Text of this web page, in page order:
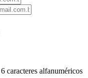
caracteres alfanuméricos